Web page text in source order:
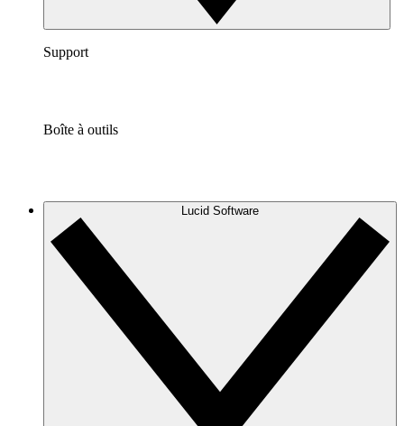
Support
Boîte à outils
Lucid Software